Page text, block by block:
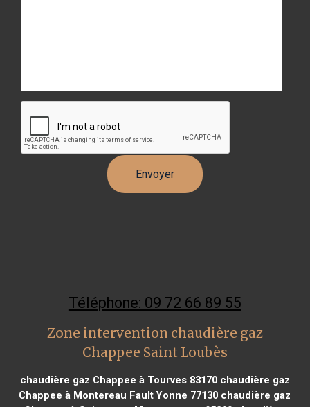
Téléphone: 09 72 66 89 55
Zone intervention chaudière gaz
Chappee Saint Loubès
chaudière gaz Chappee à Tourves 83170chaudière gaz
Chappee à Montereau Fault Yonne 77130 chaudière gaz